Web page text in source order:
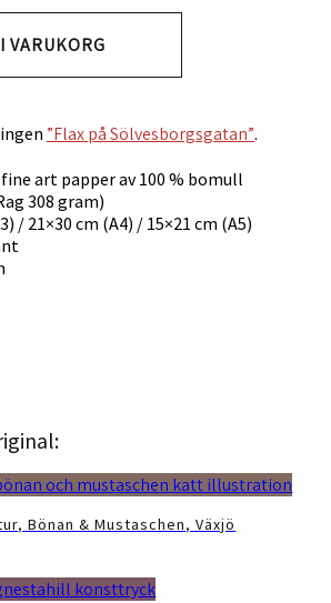
VARUKORG
”Flax på Sölvesborgsgatan”.
art papper av 100 % bomull
308 gram)
/ 21×30 cm (A4) / 15×21 cm (A5)
Bönan & Mustaschen, Växjö
kr